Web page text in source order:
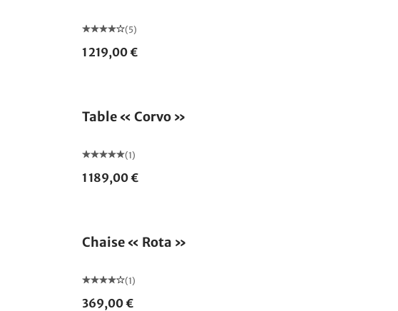
(5)
1 219,00 €
Table « Corvo »
(1)
1 189,00 €
Chaise « Rota »
(1)
369,00 €